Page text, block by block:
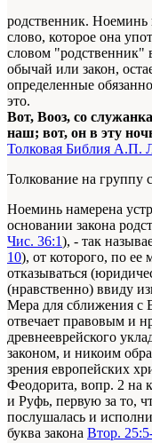
родственник. Ноеминь
слово, которое она
словом "родственник"
обычай или закон,
определенные
это.
Вот, Вооз, со
наш; вот, он в эту
Толковая Библия А.П.
Толкование на группу
Ноеминь намерена
основании закона
Чис. 36:1), - так
10), от которого, по
отказываться
(нравственно) ввиду
Мера для сближения с
отвечает правовым и
древнееврейского
законом, и никоим
зрения европейских
Феодорита, вопр. 2
и Руфь, первую за то,
послушалась и
буква закона Втор.